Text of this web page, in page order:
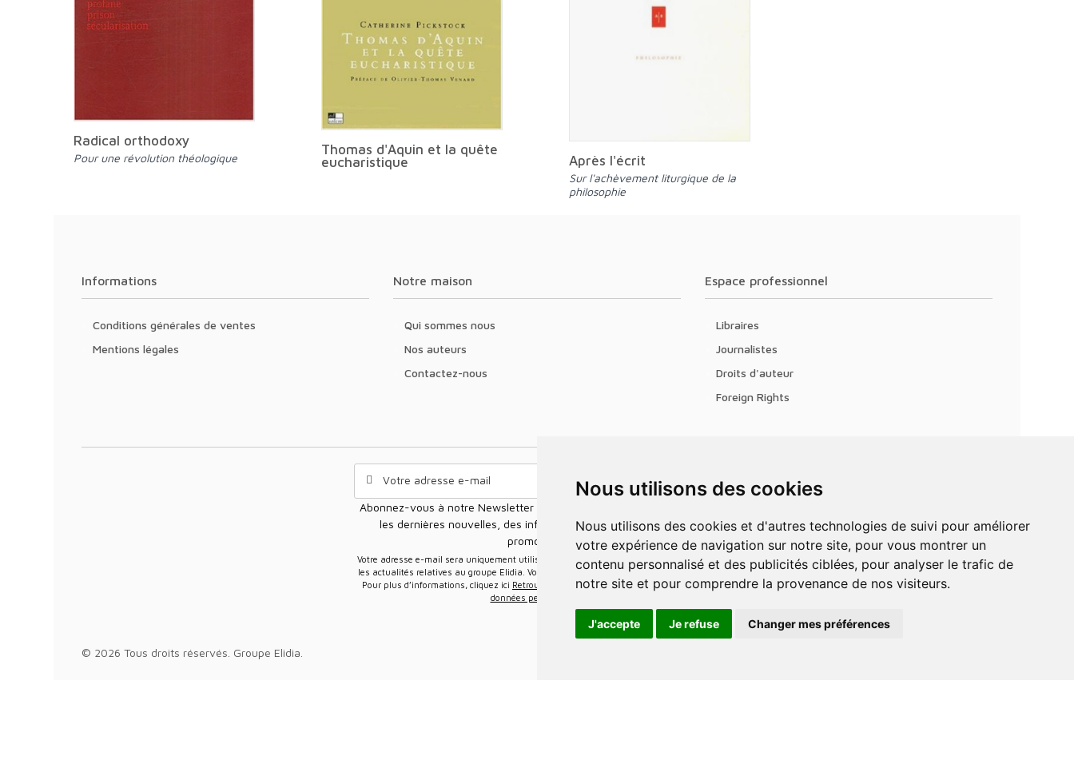
Nous utilisons des cookies
Nous utilisons des cookies et d'autres technologies de suivi pour améliorer
votre expérience de navigation sur notre site, pour vous montrer un
contenu personnalisé et des publicités ciblées, pour analyser le trafic de
notre site et pour comprendre la provenance de nos visiteurs.
J'accepte Je refuse Changer mes préférences
Radical orthodoxy
Pour une révolution théologique
Thomas d'Aquin et la quête
eucharistique
Après l'écrit
Sur l'achèvement liturgique de la
philosophie
Informations
Conditions générales de ventes
Mentions légales
Notre maison
Qui sommes nous
Nos auteurs
Contactez-nous
Espace professionnel
Libraires
Journalistes
Droits d'auteur
Foreign Rights
Abonnez-vous à notre Newsletter pour recevoir nos nouvelles offres,
les dernières nouvelles, des informations sur les ventes et les
promotions.
Votre adresse e-mail sera uniquement utilisée pour vous envoyer des informations sur
les actualités relatives au groupe Elidia. Vous pouvez vous désinscrire à tout moment.
Pour plus d’informations, cliquez ici Retrouvez ici notre politique de protection de vos
données personnelles
© 2026 Tous droits réservés. Groupe Elidia